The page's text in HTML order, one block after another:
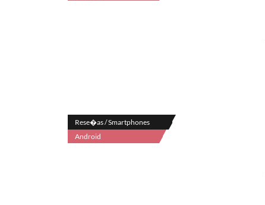
Rese�as / Smartphones
Android